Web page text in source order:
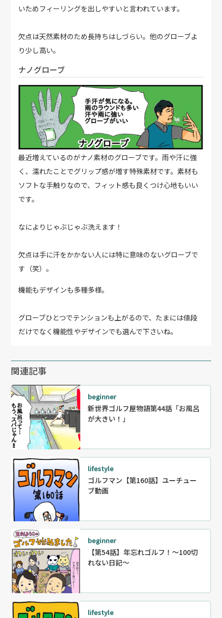
いためフィーリングを出しやすいと言われています。
欠点は天然素材のため長持ちはしづらい。他のグローブよ
り少し高い。
ナノグローブ
最近増えているのがナノ素材のグローブです。雨や汗に強
く、濡れたことでグリップ感が増す特殊素材です。素材も
ソフトな手触りなので、フィット感も良くつけ心地もいい
です。
なによりじゃぶじゃぶ洗えます！
欠点は手に汗をかかない人には特に意味のないグローブで
す（笑）。
機能もデザインも多種多様。
グローブひとつでテンションも上がるので、たまには値段
だけでなく機能性やデザインでも選んで下さいね。
関連記事
beginner
新世界ゴルフ屋物語第44話「お風呂
が大きい！」
lifestyle
ゴルフマン【第160話】ユーチュー
ブ動画
beginner
【第54話】年忘れゴルフ！〜100切
れない日記～
lifestyle